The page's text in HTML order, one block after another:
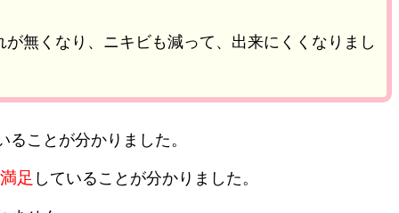
無くなり、ニキビも減って、出来にくくなりまし
ことが分かりました。
足 していることが分かりました。